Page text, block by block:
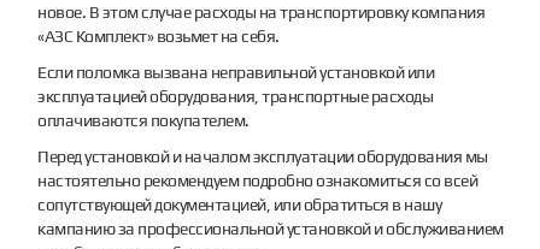
новое. В этом случае расходы на транспортировку компания
«АЗС Комплект» возьмет на себя.
Если поломка вызвана неправильной установкой или
эксплуатацией оборудования, транспортные расходы
оплачиваются покупателем.
Перед установкой и началом эксплуатации оборудования мы
настоятельно рекомендуем подробно ознакомиться со всей
сопутствующей документацией, или обратиться в нашу
кампанию за профессиональной установкой и обслуживанием